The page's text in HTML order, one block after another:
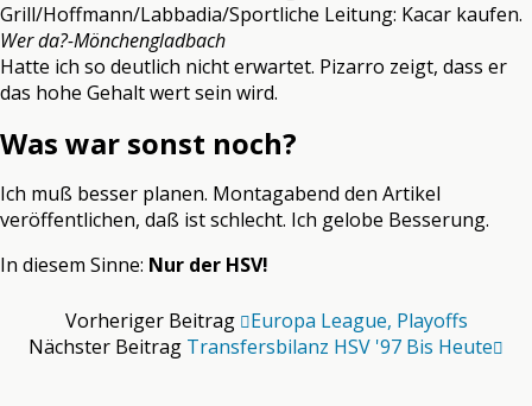
Grill/Hoffmann/Labbadia/Sportliche Leitung: Kacar kaufen.
Wer da?-Mönchengladbach
Hatte ich so deutlich nicht erwartet. Pizarro zeigt, dass er
das hohe Gehalt wert sein wird.
Was war sonst noch?
Ich muß besser planen. Montagabend den Artikel
veröffentlichen, daß ist schlecht. Ich gelobe Besserung.
In diesem Sinne: Nur der HSV!
Vorheriger Beitrag
Europa League, Playoffs
Nächster Beitrag Transfersbilanz HSV '97 Bis Heute